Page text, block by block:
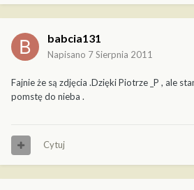
babcia131
Napisano 7 Sierpnia 2011
Fajnie że są zdjęcia .Dzięki Piotrze _P , ale
pomstę do nieba .
Cytuj